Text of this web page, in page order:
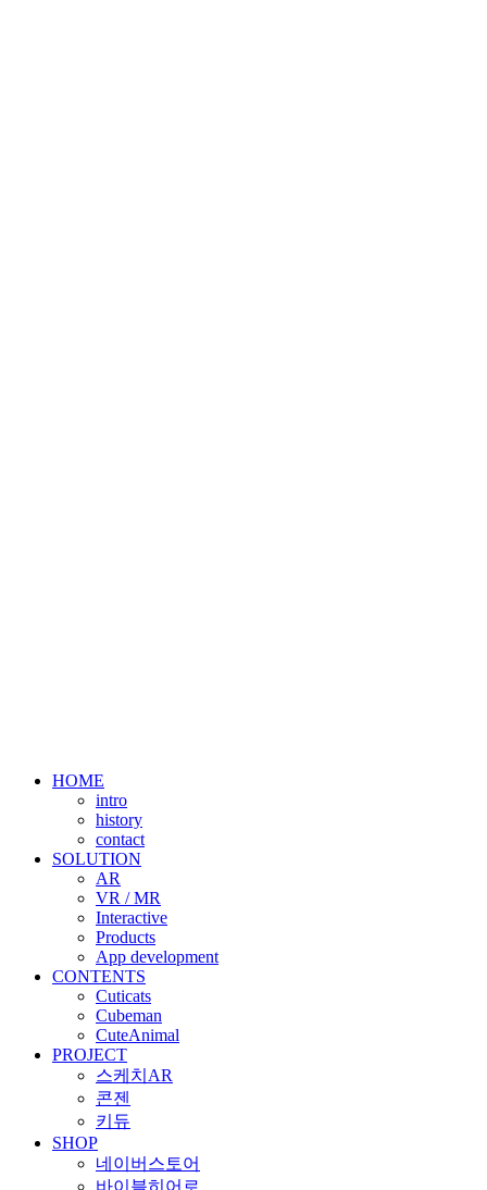
HOME
intro
history
contact
SOLUTION
AR
VR / MR
Interactive
Products
App development
CONTENTS
Cuticats
Cubeman
CuteAnimal
PROJECT
스케치AR
콘젠
키듀
SHOP
네이버스토어
바이블히어로